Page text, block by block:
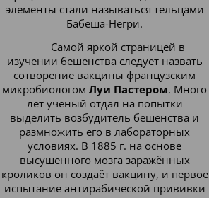
элементы стали называться тельцами
Бабеша-Негри.
Самой яркой страницей в
изучении бешенства следует назвать
сотворение вакцины французским
микробиологом Луи Пастером. Много
лет ученый отдал на попытки
выделить возбудитель бешенства и
размножить его в лабораторных
условиях. В 1885 г. на основе
высушенного мозга заражённых
кроликов он создаёт вакцину, и первое
испытание антирабической прививки